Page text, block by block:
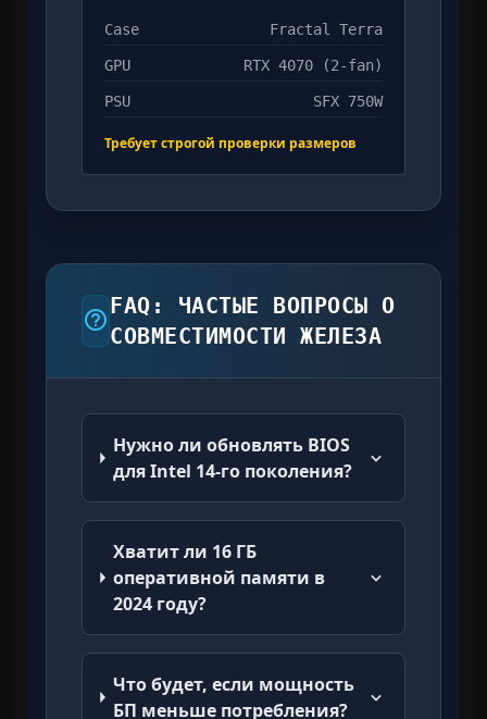
Case Fractal Terra
GPU RTX 4070 (2-fan)
PSU SFX 750W
Требует строгой проверки размеров
FAQ: ЧАСТЫЕ ВОПРОСЫ О
СОВМЕСТИМОСТИ ЖЕЛЕЗА
Нужно ли обновлять BIOS
для Intel 14-го поколения?
Хватит ли 16 ГБ
оперативной памяти в
2024 году?
Что будет, если мощность
БП меньше потребления?